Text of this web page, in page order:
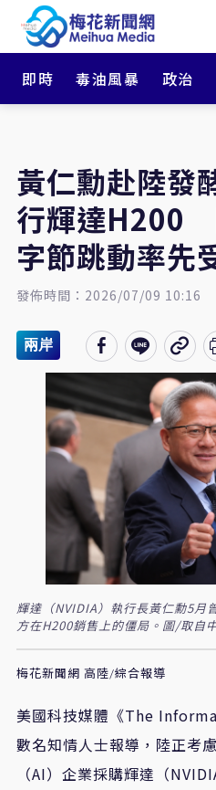
即時 毒油風暴 政治
黃仁勳赴陸發
行輝達H200
字節跳動率先
發佈時間：2026/07/09 10:16
兩岸
輝達（NVIDIA）執行長黃仁勳5月
方在H200銷售上的僵局。圖/取自
梅花新聞網 高陸/綜合報導
美國科技媒體《The
數名知情人士報導，陸正考
（AI）企業採購輝達（